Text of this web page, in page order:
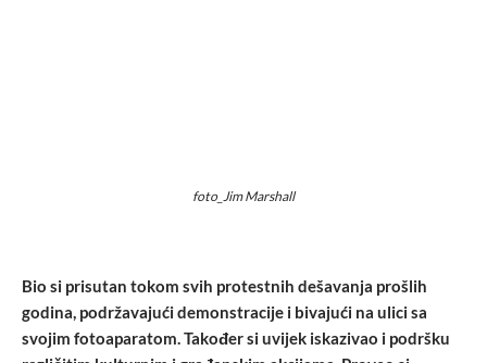
foto_Jim Marshall
Bio si prisutan tokom svih protestnih dešavanja prošlih
godina, podržavajući demonstracije i bivajući na ulici sa
svojim fotoaparatom. Također si uvijek iskazivao i podršku